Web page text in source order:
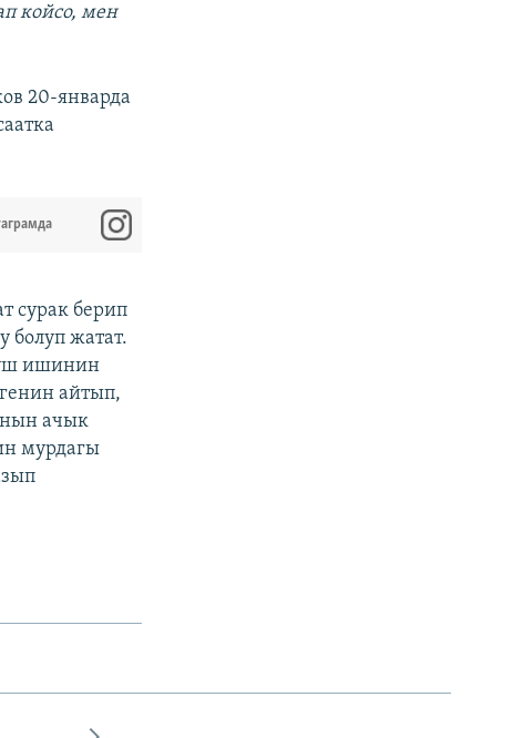
койсо, мен
20-январда
сурак берип
болуп жатат.
ишинин
айтып,
ачык
мурдагы